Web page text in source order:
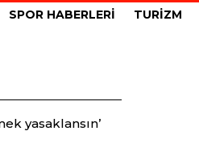
SPOR HABERLERI TURIZM
yasaklansın’